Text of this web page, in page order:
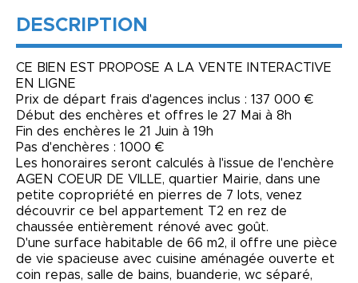
DESCRIPTION
CE BIEN EST PROPOSE A LA VENTE INTERACTIVE
EN LIGNE
Prix de départ frais d'agences inclus : 137 000 €
Début des enchères et offres le 27 Mai à 8h
Fin des enchères le 21 Juin à 19h
Pas d'enchères : 1000 €
Les honoraires seront calculés à l'issue de l'enchère
AGEN COEUR DE VILLE, quartier Mairie, dans une
petite copropriété en pierres de 7 lots, venez
découvrir ce bel appartement T2 en rez de
chaussée entièrement rénové avec goût.
D'une surface habitable de 66 m2, il offre une pièce
de vie spacieuse avec cuisine aménagée ouverte et
coin repas, salle de bains, buanderie, wc séparé,